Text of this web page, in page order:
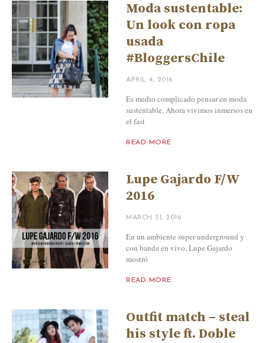
Moda sustentable:
Un look con ropa
usada
#BloggersChile
APRIL 4, 2016
Es medio complicado pensar en moda
sustentable. Ahora vivimos inmersos en
el fast
READ MORE
Lupe Gajardo F/W
2016
MARCH 31, 2016
En un ambiente super underground y
con banda en vivo, Lupe Gajardo
mostró
READ MORE
Outfit match – steal
his style ft. Doble